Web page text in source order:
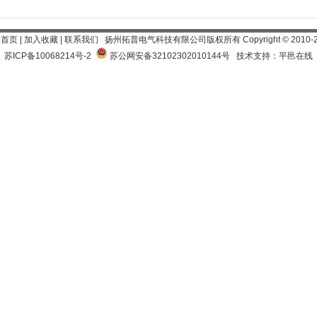
页 加入收藏 联系我们 扬州拓普电气科技有限公司 版权所有 Copyright© 2010-
苏ICP备10068214号-2
苏公网安备32102302010144号 技术支持：平邑在线